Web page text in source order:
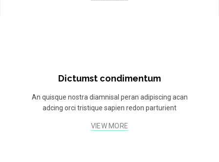
Dictumst condimentum
An quisque nostra diamnisal peran adipiscing acan
adcing orci tristique sapien redon parturient
VIEW MORE